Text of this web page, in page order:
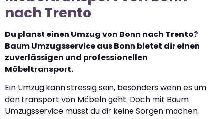
nach Trento
Du planst einen Umzug von Bonn nach Trento?
Baum Umzugsservice aus Bonn bietet dir einen
zuverlässigen und professionellen
Möbeltransport.
Ein Umzug kann stressig sein, besonders wenn es um
den transport von Möbeln geht. Doch mit Baum
Umzugsservice musst du dir keine Sorgen machen.